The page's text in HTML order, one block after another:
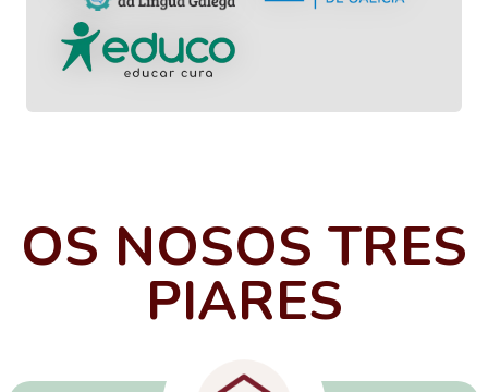
OS NOSOS TRES
PIARES